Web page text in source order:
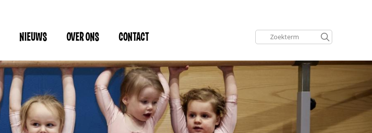
NIEUWS OVER ONS CONTACT